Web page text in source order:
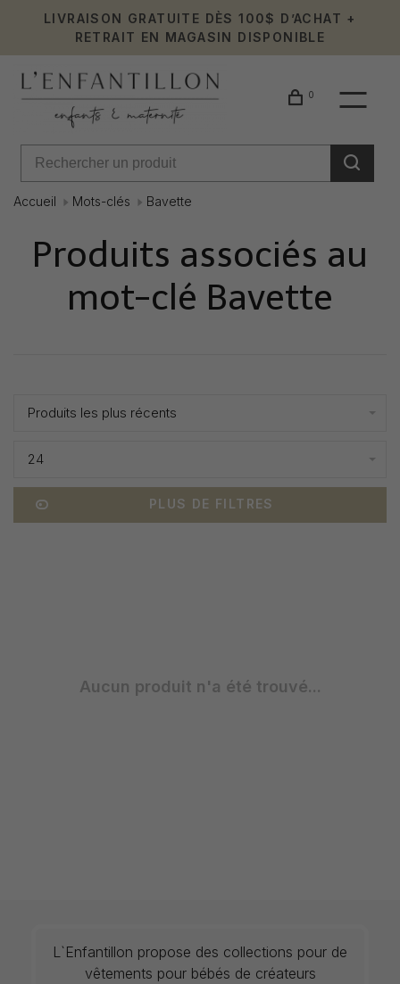
LIVRAISON GRATUITE DÈS 100$ D’ACHAT +
RETRAIT EN MAGASIN DISPONIBLE
0
Accueil Mots-clés Bavette
Produits associés au
mot-clé Bavette
Produits les plus récents
24
PLUS DE FILTRES
Aucun produit n'a été trouvé...
L`Enfantillon propose des collections pour de
vêtements pour bébés de créateurs